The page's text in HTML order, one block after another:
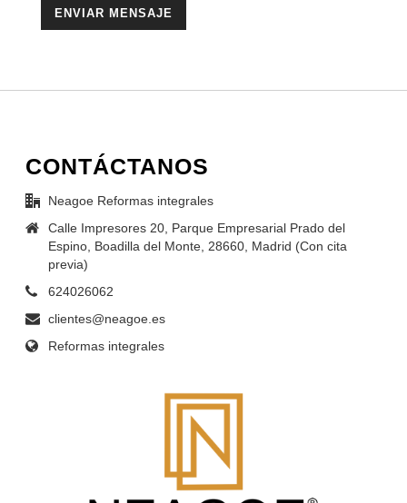
CONTÁCTANOS
Neagoe Reformas integrales
Calle Impresores 20, Parque Empresarial Prado del
Espino, Boadilla del Monte, 28660, Madrid (Con cita
previa)
624026062
clientes@neagoe.es
Reformas integrales